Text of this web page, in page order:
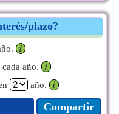
plazo?
𝒊
cada año.
𝒊
año. 𝒊
Compartir